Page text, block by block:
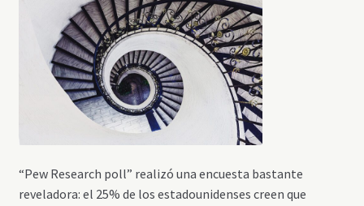
“Pew Research poll” realizó una encuesta bastante
reveladora: el 25% de los estadounidenses creen que